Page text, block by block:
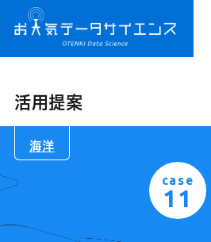
活用提案
海洋
case
11